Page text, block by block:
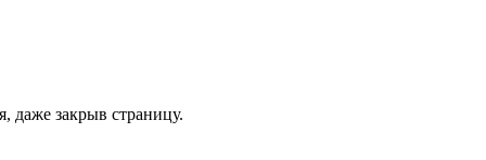
даже закрыв страницу.